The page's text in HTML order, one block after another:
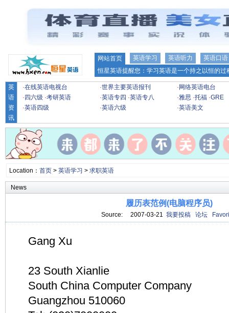
网站首页 英语学习 英语听力
英语口语
恒星英语提醒您：学习英语是一个持之以恒的
英
语
资
讯
·在线英语电视台 ·世界主要英语报刊 · 网络英语电台
· 四六级 ·考研英语 ·英语专四 ·英语专八 ·雅思 ·托福 ·GRE
·英语四级 ·英语六级 ·英语美文
Location： 首页> 英语学习 > 求职英语
News
履历表范例(电脑程序员)
Source: 2007-03-21 我要投稿 论坛
Gang Xu
23 South Xianlie
South China Computer Company
Guangzhou 510060